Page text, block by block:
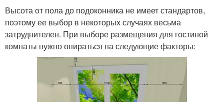
Высота от пола до подоконника не имеет стандартов,
поэтому ее выбор в некоторых случаях весьма
затруднителен. При выборе размещения для гостиной
комнаты нужно опираться на следующие факторы: